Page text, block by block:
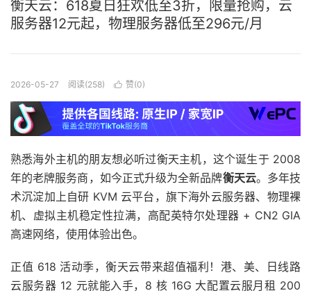
衡天云：618夏日狂欢低至3折，限量抢购，云
服务器12元起，物理服务器低至296元/月
2026-05-27 阅读(258)  赞(0)
熟悉海外主机的朋友想必听过衡天主机，这个诞生于 2008
年的老牌服务商，如今正式升级为全新品牌衡天云。多年技
术沉淀加上自研 KVM 云平台，旗下海外云服务器、物理裸
机、虚拟主机稳定性拉满，高配英特尔处理器 + CN2 GIA
高速网络，使用体验出色。
正值 618 活动季，衡天云带来超值福利！港、美、日线路
云服务器 12 元就能入手，8 核 16G 大配置云服月租 200